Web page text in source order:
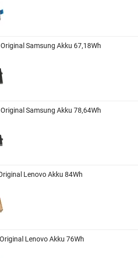
Samsung Akku 67,18Wh
Samsung Akku 78,64Wh
Lenovo Akku 84Wh
Lenovo Akku 76Wh